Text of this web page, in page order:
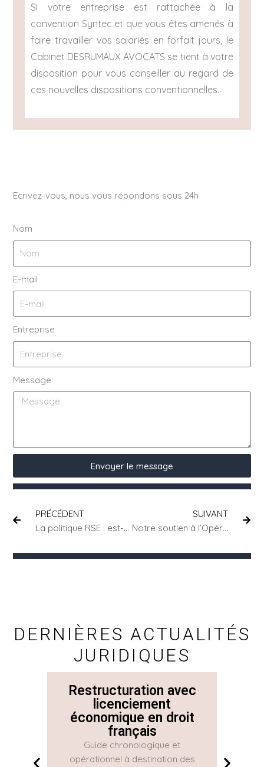
Si votre entreprise est rattachée à la
convention Syntec et que vous êtes amenés à
faire travailler vos salariés en forfait jours, le
Cabinet DESRUMAUX AVOCATS se tient à votre
disposition pour vous conseiller au regard de
ces nouvelles dispositions conventionnelles.
Ecrivez-vous, nous vous répondons sous 24h
Nom
E-mail
Entreprise
Message
Envoyer le message
PRÉCÉDENT
La politique RSE : est-ce que mon entreprise est concernée ?
SUIVANT
Notre soutien à l’Opéra National de Bordeaux
DERNIÈRES ACTUALITÉS
JURIDIQUES
Restructuration avec
licenciement
économique en droit
français
Guide chronologique et
opérationnel à destination des